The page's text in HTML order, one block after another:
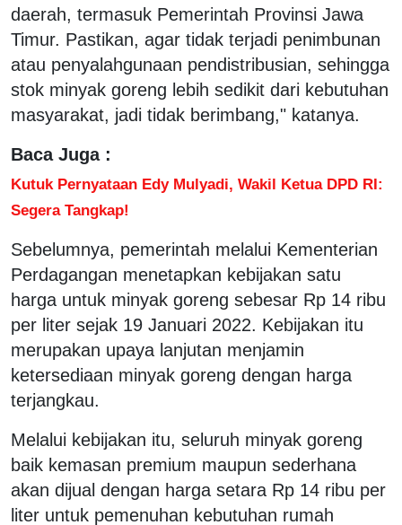
daerah, termasuk Pemerintah Provinsi Jawa
Timur. Pastikan, agar tidak terjadi penimbunan
atau penyalahgunaan pendistribusian, sehingga
stok minyak goreng lebih sedikit dari kebutuhan
masyarakat, jadi tidak berimbang," katanya.
Baca Juga :
Kutuk Pernyataan Edy Mulyadi, Wakil Ketua DPD RI:
Segera Tangkap!
Sebelumnya, pemerintah melalui Kementerian
Perdagangan menetapkan kebijakan satu
harga untuk minyak goreng sebesar Rp 14 ribu
per liter sejak 19 Januari 2022. Kebijakan itu
merupakan upaya lanjutan menjamin
ketersediaan minyak goreng dengan harga
terjangkau.
Melalui kebijakan itu, seluruh minyak goreng
baik kemasan premium maupun sederhana
akan dijual dengan harga setara Rp 14 ribu per
liter untuk pemenuhan kebutuhan rumah